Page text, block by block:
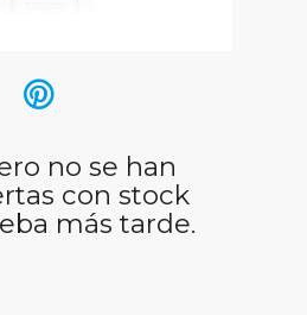
no se han
con stock
más tarde.